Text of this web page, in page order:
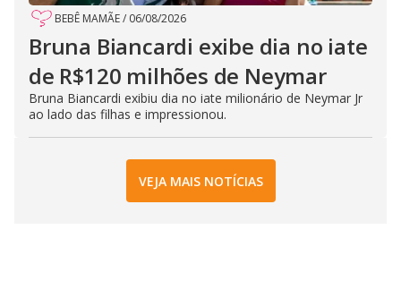
BEBÊ MAMÃE/ 06/08/2026
Bruna Biancardi exibe dia no iate
de R$120 milhões de Neymar
Bruna Biancardi exibiu dia no iate milionário de Neymar Jr
ao lado das filhas e impressionou.
VEJA MAIS NOTÍCIAS